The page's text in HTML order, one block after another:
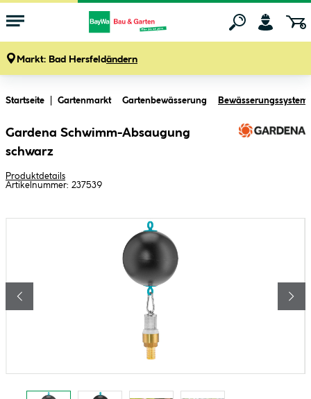
Markt: Bad Hersfeldändern
Startseite Gartenmarkt Gartenbewässerung
Gardena Schwimm-Absaugung
schwarz
Produktdetails
Artikelnummer: 237539